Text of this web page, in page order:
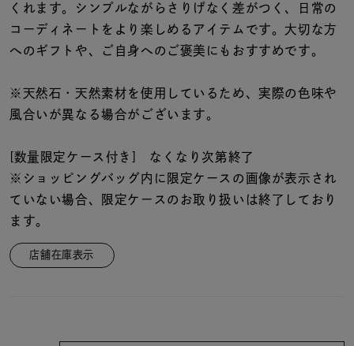
メンズ
リングサイズ
～
価格 ¥0
在庫 在庫ありのみ
くれます。シンプルながらさりげなく差がつく、日常の
コーディネートをより楽しめるアイテムです。大切な方
へのギフトや、ご自身へのご褒美にもおすすめです。
※天然石・天然素材を使用しているため、実際の色味や
風合いが異なる場合がございます。
[数量限定ケース付き] なくなり次第終了
※ショッピングバッグ内に限定ケースの画像が表示され
ていない場合、限定ケースのお取り扱いは終了しており
ます。
店舗在庫表示